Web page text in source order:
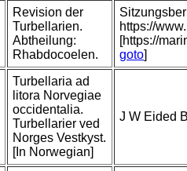
Revision der
Turbellarien.
Abtheilung:
Rhabdocoelen.
https://
[https://
goto]
Turbellaria ad
litora Norvegiae
occidentalia.
Turbellarier ved
Norges Vestkyst.
[In Norwegian]
J W Eided